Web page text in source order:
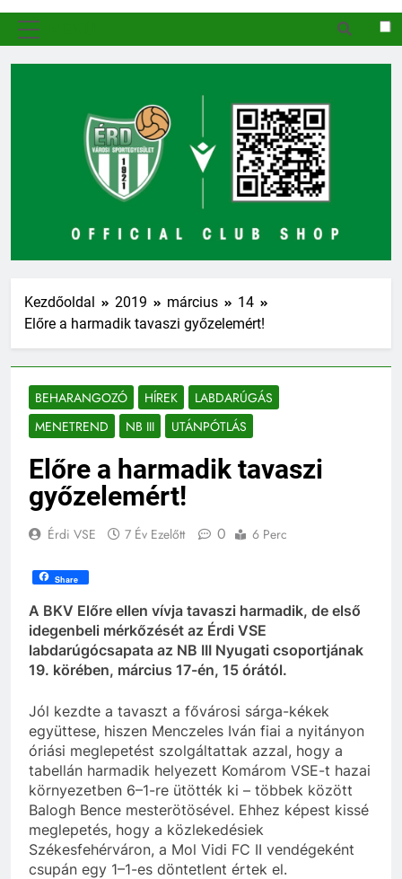
Kezdőoldal 2019 március
14
Előre a harmadik tavaszi győzelemért!
BEHARANGOZÓ HÍREK
LABDARÚGÁS
MENETREND
NB III UTÁNPÓTLÁS
Előre a harmadik tavaszi
győzelemért!
Érdi VSE 7 Év Ezelőtt 0 6 Perc
Share
A BKV Előre ellen vívja tavaszi harmadik, de első
idegenbeli mérkőzését az Érdi VSE
labdarúgócsapata az NB III Nyugati csoportjának
19. körében, március 17-én, 15 órától.
Jól kezdte a tavaszt a fővárosi sárga-kékek
együttese, hiszen Menczeles Iván fiai a nyitányon
óriási meglepetést szolgáltattak azzal, hogy a
tabellán harmadik helyezett Komárom VSE-t hazai
környezetben 6–1-re ütötték ki – többek között
Balogh Bence mesterötösével. Ehhez képest kissé
meglepetés, hogy a közlekedésiek
Székesfehérváron, a Mol Vidi FC II vendégeként
csupán egy 1–1-es döntetlent értek el.